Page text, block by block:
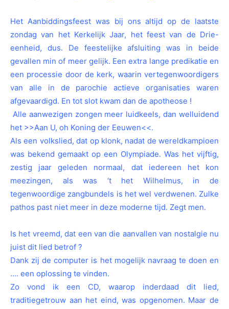
Het Aanbiddingsfeest was bij ons altijd op de laatste
zondag van het Kerkelijk Jaar, het feest van de Drie-
eenheid, dus. De feestelijke afsluiting was in beide
gevallen min of meer gelijk. Een extra lange predikatie en
een processie door de kerk, waarin vertegenwoordigers
van alle in de parochie actieve organisaties waren
afgevaardigd. En tot slot kwam dan de apotheose !
Alle aanwezigen zongen meer luidkeels, dan welluidend
het >>Aan U, oh Koning der Eeuwen<<.
Als een volkslied, dat op klonk, nadat de wereldkampioen
was bekend gemaakt op een Olympiade. Was het vijftig,
zestig jaar geleden normaal, dat iedereen het kon
meezingen, als was ‘t het Wilhelmus, in de
tegenwoordige zangbundels is het wel verdwenen. Zulke
pathos past niet meer in deze moderne tijd. Zegt men.
Is het vreemd, dat een van die aanvallen van nostalgie nu
juist dit lied betrof ?
Dank zij de computer is het mogelijk navraag te doen en
…. een oplossing te vinden.
Zo vond ik een CD, waarop inderdaad dit lied,
traditiegetrouw aan het eind, was opgenomen. Maar de